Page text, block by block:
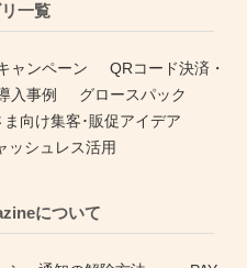
一覧
ャンペーン
QRコード決済・
入事例
グロースパック
ま向け集客･販促アイデア
ッシュレス活用
について